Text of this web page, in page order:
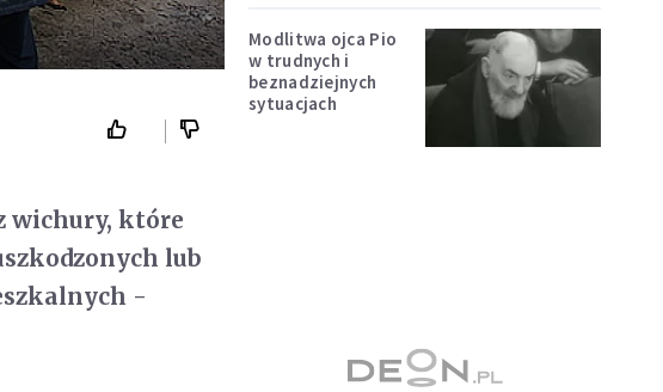
wichury, które
lub
-
Modlitwa ojca Pio
w trudnych i
beznadziejnych
sytuacjach